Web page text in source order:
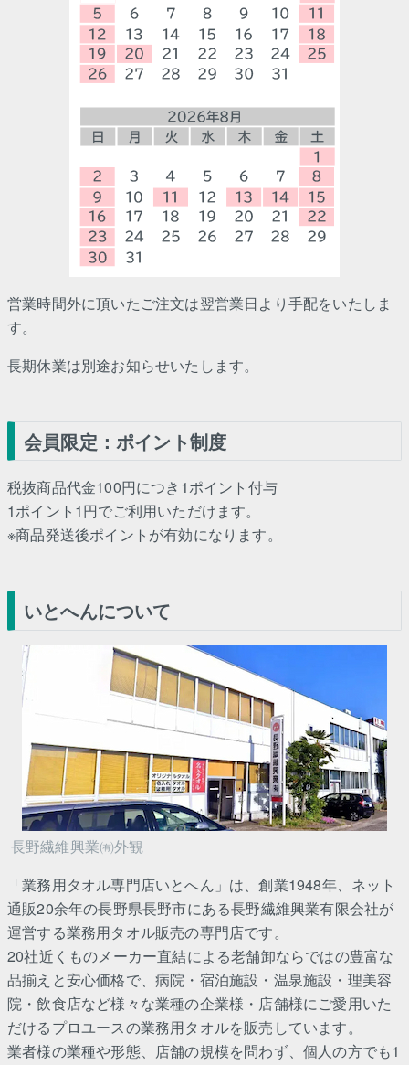
営業時間外に頂いたご注文は翌営業日より手配をいたしま
す。
長期休業は別途お知らせいたします。
会員限定：ポイント制度
税抜商品代金100円につき1ポイント付与
1ポイント1円でご利用いただけます。
※商品発送後ポイントが有効になります。
いとへんについて
長野繊維興業㈲外観
「業務用タオル専門店いとへん」は、創業1948年、ネット
通販20余年の長野県長野市にある長野繊維興業有限会社が
運営する業務用タオル販売の専門店です。
20社近くものメーカー直結による老舗卸ならではの豊富な
品揃えと安心価格で、病院・宿泊施設・温泉施設・理美容
院・飲食店など様々な業種の企業様・店舗様にご愛用いた
だけるプロユースの業務用タオルを販売しています。
業者様の業種や形態、店舗の規模を問わず、個人の方でも1